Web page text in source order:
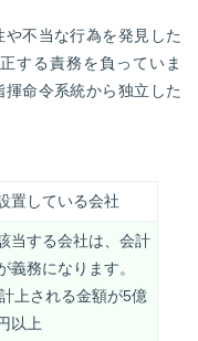
不当な行為を発見した
する責務を負っていま
命令系統から独立した
置している会社
当する会社は、会計
義務になります。
上される金額が5億
以上